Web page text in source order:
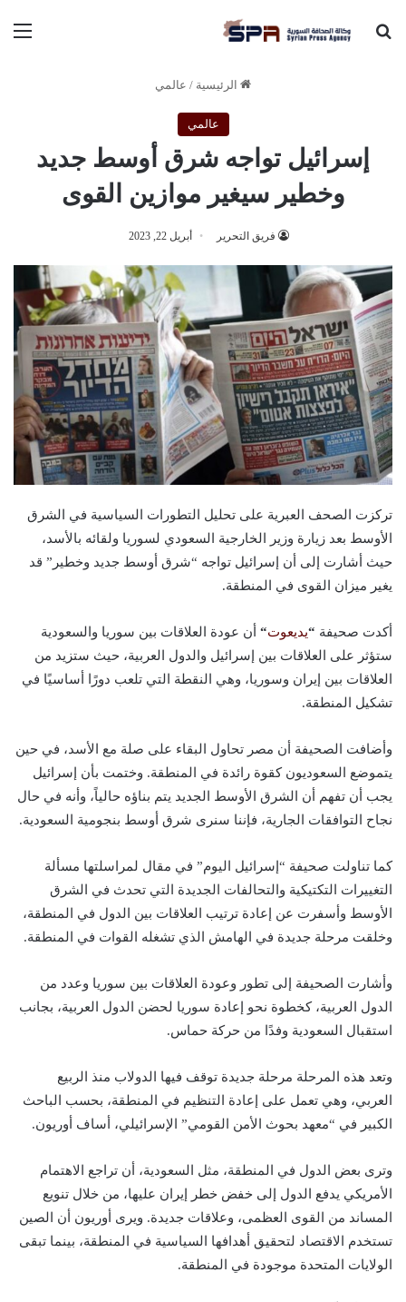
بحث عن
الرئيسية / عالمي
عالمي
إسرائيل تواجه شرق أوسط جديد
وخطير سيغير موازين القوى
فريق التحرير أبريل 22, 2023
تركزت الصحف العبرية على تحليل التطورات السياسية في الشرق
الأوسط بعد زيارة وزير الخارجية السعودي لسوريا ولقائه بالأسد،
حيث أشارت إلى أن إسرائيل تواجه “شرق أوسط جديد وخطير” قد
يغير ميزان القوى في المنطقة.
أكدت صحيفة “يديعوت“ أن عودة العلاقات بين سوريا والسعودية
ستؤثر على العلاقات بين إسرائيل والدول العربية، حيث ستزيد من
العلاقات بين إيران وسوريا، وهي النقطة التي تلعب دورًا أساسيًا في
تشكيل المنطقة.
وأضافت الصحيفة أن مصر تحاول البقاء على صلة مع الأسد، في حين
يتموضع السعوديون كقوة رائدة في المنطقة. وختمت بأن إسرائيل
يجب أن تفهم أن الشرق الأوسط الجديد يتم بناؤه حالياً، وأنه في حال
نجاح التوافقات الجارية، فإننا سنرى شرق أوسط بنجومية السعودية.
كما تناولت صحيفة “إسرائيل اليوم” في مقال لمراسلتها مسألة
التغييرات التكتيكية والتحالفات الجديدة التي تحدث في الشرق
الأوسط وأسفرت عن إعادة ترتيب العلاقات بين الدول في المنطقة،
وخلقت مرحلة جديدة في الهامش الذي تشغله القوات في المنطقة.
وأشارت الصحيفة إلى تطور وعودة العلاقات بين سوريا وعدد من
الدول العربية، كخطوة نحو إعادة سوريا لحضن الدول العربية، بجانب
استقبال السعودية وفدًا من حركة حماس.
وتعد هذه المرحلة مرحلة جديدة توقف فيها الدولاب منذ الربيع
العربي، وهي تعمل على إعادة التنظيم في المنطقة، بحسب الباحث
الكبير في “معهد بحوث الأمن القومي” الإسرائيلي، أساف أوريون.
وترى بعض الدول في المنطقة، مثل السعودية، أن تراجع الاهتمام
الأمريكي يدفع الدول إلى خفض خطر إيران عليها، من خلال تنويع
المساند من القوى العظمى، وعلاقات جديدة. ويرى أوريون أن الصين
تستخدم الاقتصاد لتحقيق أهدافها السياسية في المنطقة، بينما تبقى
الولايات المتحدة موجودة في المنطقة.